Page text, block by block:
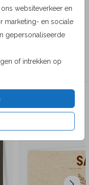
websiteverkeer en
marketing- en sociale
gepersonaliseerde
of intrekken op